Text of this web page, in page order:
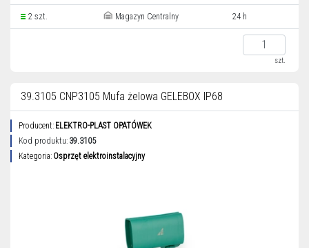
2 szt. Magazyn Centralny 24 h
szt.
39.3105 CNP3105 Mufa żelowa GELEBOX IP68
Producent: ELEKTRO-PLAST OPATÓWEK
Kod produktu: 39.3105
Kategoria: Osprzęt elektroinstalacyjny